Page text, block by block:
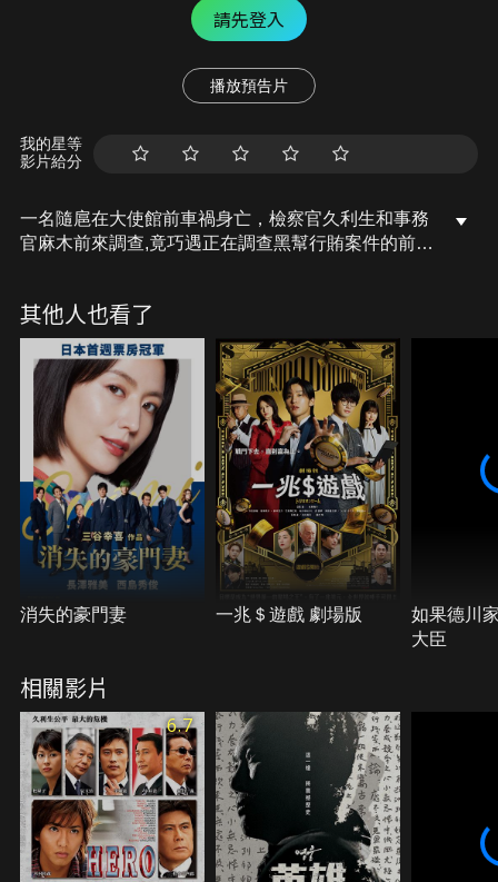
請先登入
播放預告片
我的星等
影片給分
一名隨扈在大使館前車禍身亡，檢察官久利生和事務
官麻木前來調查,竟巧遇正在調查黑幫行賄案件的前搭
調查變得窒礙難行，更引來外務省局長的關注，眼見
外交危機一觸即發，久利生如何突破重圍、找回正
義？
其他人也看了
消失的豪門妻 一兆＄遊戲 劇場版
如果德川
大臣
相關影片
6.7